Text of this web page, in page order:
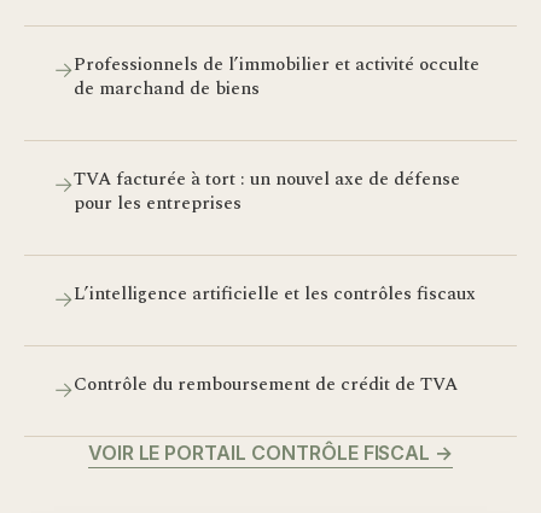
→Professionnels de l’immobilier et activité occulte
de marchand de biens
→TVA facturée à tort : un nouvel axe de défense
pour les entreprises
→L’intelligence artificielle et les contrôles fiscaux
→Contrôle du remboursement de crédit de TVA
VOIR LE PORTAIL CONTRÔLE FISCAL →